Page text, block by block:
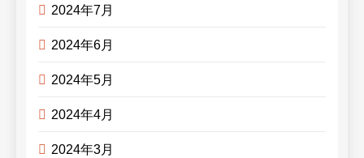
2024年7月
2024年6月
2024年5月
2024年4月
2024年3月